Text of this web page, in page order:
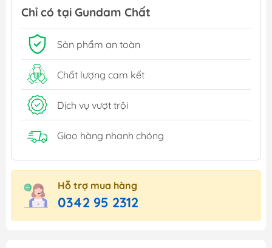
Chỉ có tại Gundam Chất
Sản phẩm an toàn
Chất lượng cam kết
Dịch vụ vượt trội
Giao hàng nhanh chóng
Hỗ trợ mua hàng
0342 95 2312